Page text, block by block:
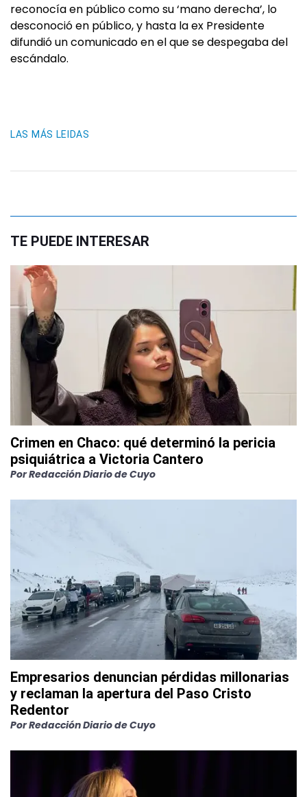
reconocía en público como su ‘mano derecha’, lo
desconoció en público, y hasta la ex Presidente
difundió un comunicado en el que se despegaba del
escándalo.
LAS MÁS LEIDAS
TE PUEDE INTERESAR
Crimen en Chaco: qué determinó la pericia
psiquiátrica a Victoria Cantero
PorRedacción Diario de Cuyo
Empresarios denuncian pérdidas millonarias
y reclaman la apertura del Paso Cristo
Redentor
PorRedacción Diario de Cuyo